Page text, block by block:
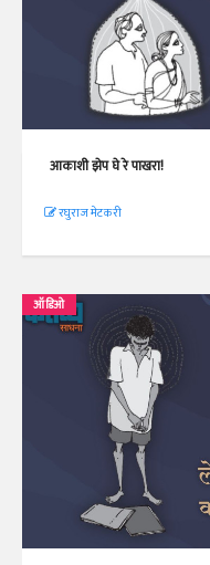
आकाशी झेप घे रे पाखरा!
रघुराज मेटकरी
ऑडिओ